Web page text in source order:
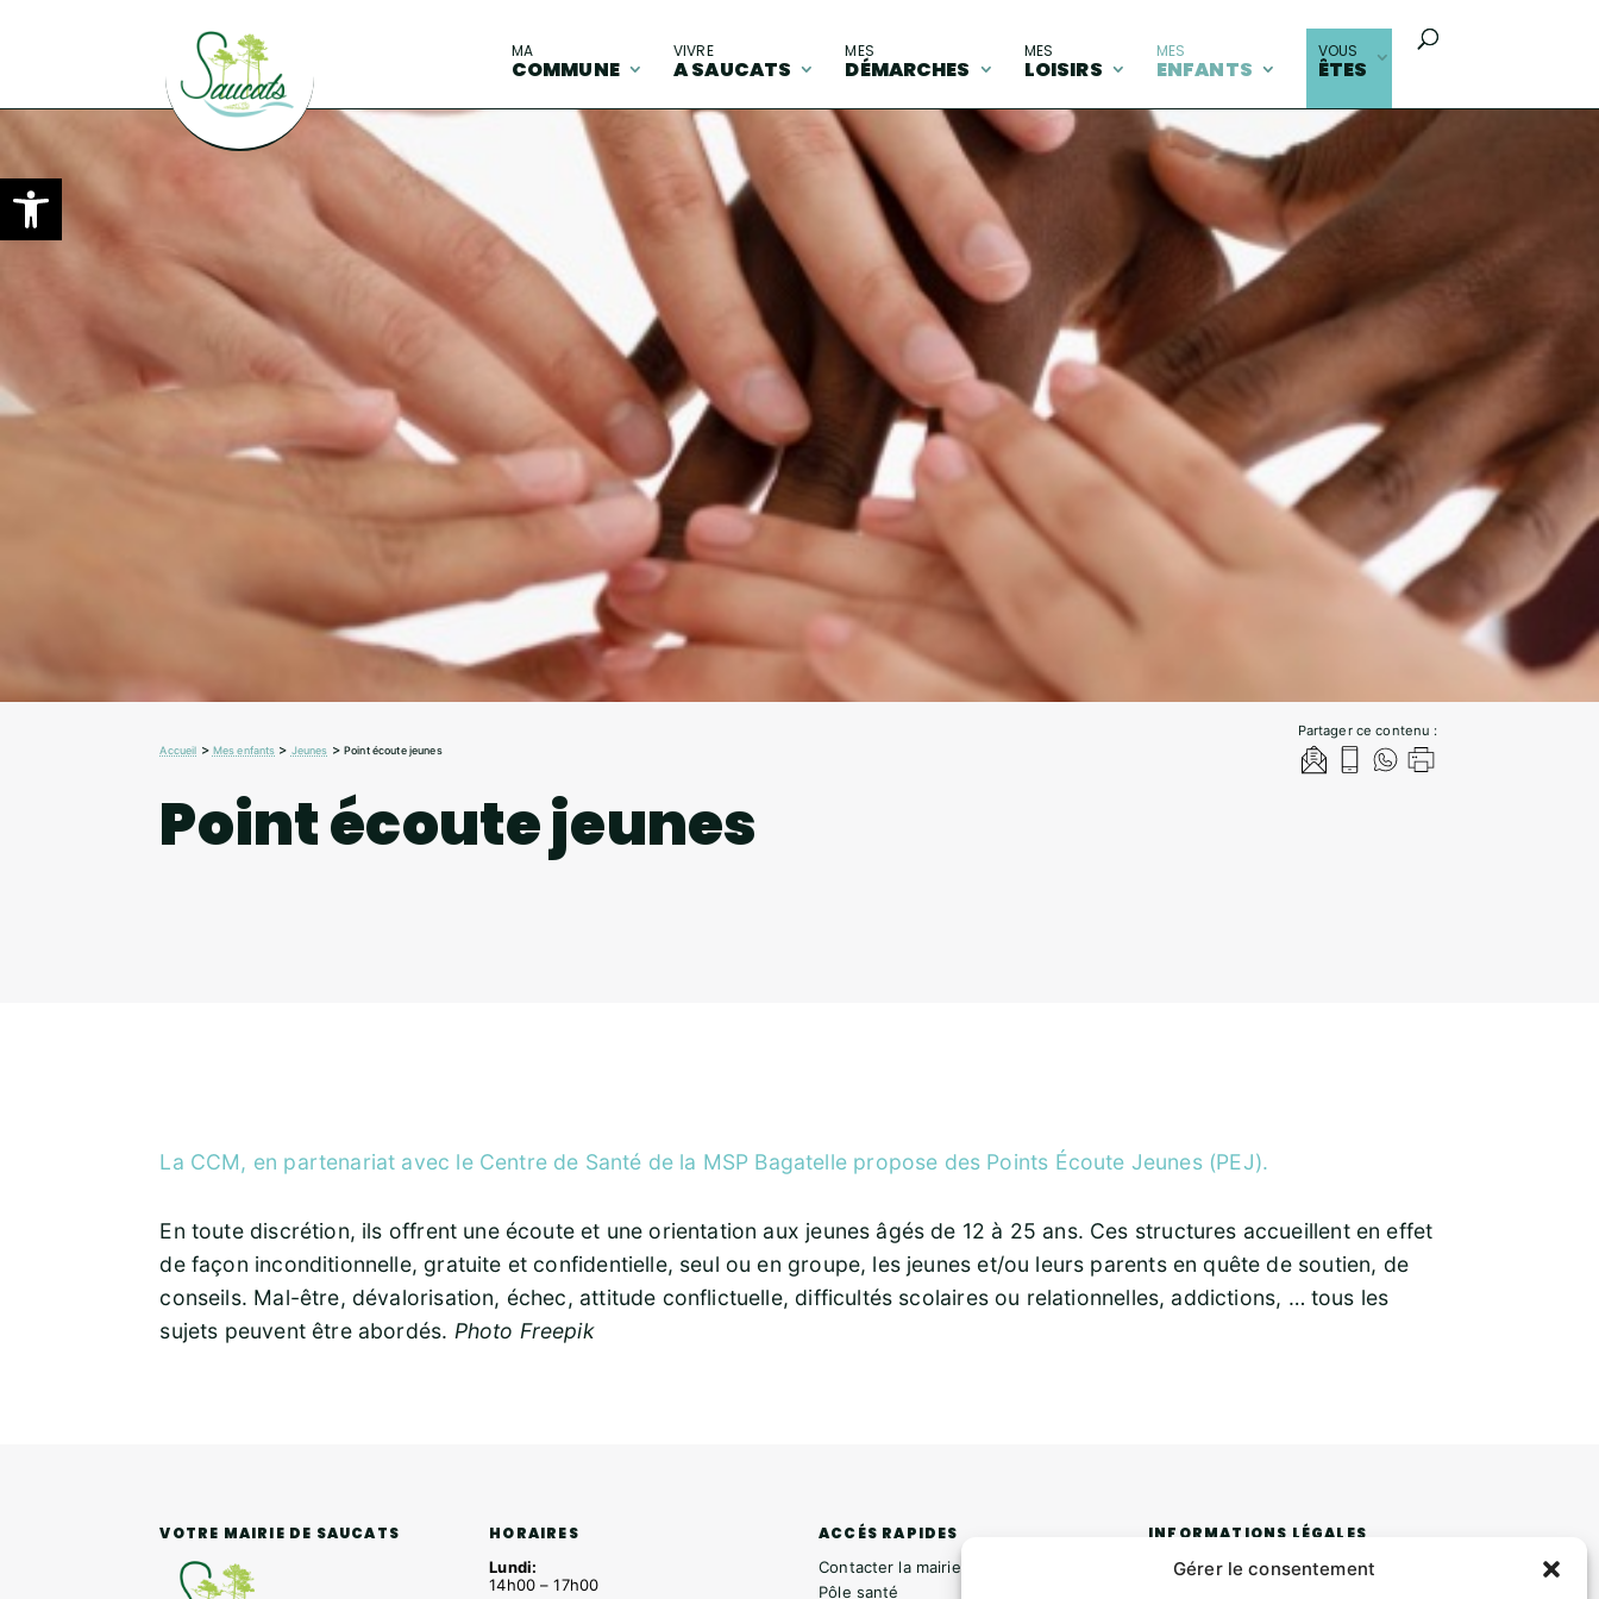
Ouvrir la barre d’outils
Gérer le consentement
MA
COMMUNE
VIVRE
A SAUCATS
MES
DÉMARCHES
MES
LOISIRS
MES
ENFANTS
VOUS
ÊTES
Partager ce contenu :
Accueil > Mes enfants > Jeunes >Point écoute jeunes
Point écoute jeunes
La CCM, en partenariat avec le Centre de Santé de la MSP Bagatelle propose des Points Écoute Jeunes (PEJ).
En toute discrétion, ils offrent une écoute et une orientation aux jeunes âgés de 12 à 25 ans. Ces structures accueillent en effet
de façon inconditionnelle, gratuite et confidentielle, seul ou en groupe, les jeunes et/ou leurs parents en quête de soutien, de
conseils. Mal-être, dévalorisation, échec, attitude conflictuelle, difficultés scolaires ou relationnelles, addictions, … tous les
sujets peuvent être abordés. Photo Freepik
VOTRE MAIRIE DE SAUCATS HORAIRES
Lundi:
14h00 – 17h00
ACCÉS RAPIDES
Contacter la mairie
Pôle santé
INFORMATIONS LÉGALES
Mentions légales